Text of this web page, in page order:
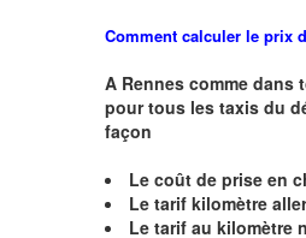
Comment calculer le prix
A Rennes comme dans
pour tous les taxis du
façon
Le coût de prise en
Le tarif kilomètre
Le tarif au kilomètre